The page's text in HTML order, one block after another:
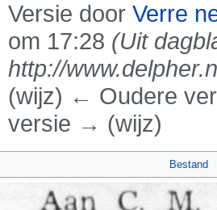
Versie door Verre
om 17:28 (Uit
http://
(wijz) ← Oudere
versie → (wijz)
Bestand